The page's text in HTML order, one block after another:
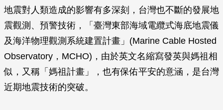
地震對人類造成的影響有多深刻，台灣也不斷的發展地
震觀測、預警技術，「臺灣東部海域電纜式海底地震儀
及海洋物理觀測系統建置計畫」(Marine Cable Hosted
Observatory，MCHO)，由於英文名縮寫發英與媽祖相
似，又稱「媽祖計畫」，也有保佑平安的意涵，是台灣
近期地震技術的突破。